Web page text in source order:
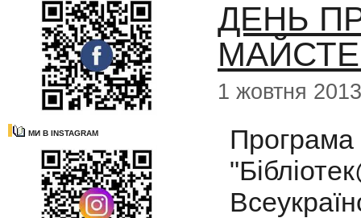
МИ В INSTAGRAM
ДЕНЬ
1 жовтня 2013